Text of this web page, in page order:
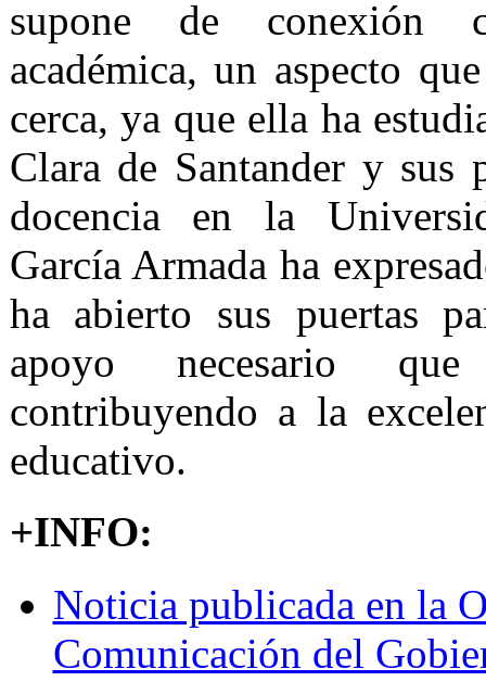
supone de conexión
académica, un aspecto
cerca, ya que ella ha
Clara de Santander y sus
docencia en la
García Armada ha
ha abierto sus puertas
apoyo necesario
contribuyendo a la
educativo.
+INFO:
Noticia publicada en la
Comunicación del